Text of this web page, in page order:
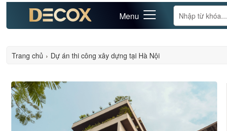
Menu
Trang chủ › Dự án thi công xây dựng tại Hà Nội